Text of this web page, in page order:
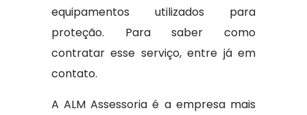
equipamentos utilizados para
proteção. Para saber como
contratar esse serviço, entre já em
contato.
A ALM Assessoria é a empresa mais